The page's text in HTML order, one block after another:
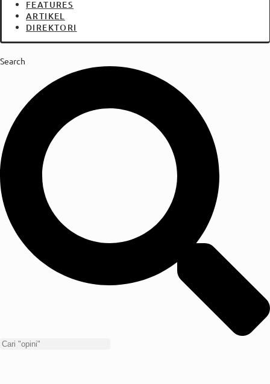
FEATURES
ARTIKEL
DIREKTORI
Search